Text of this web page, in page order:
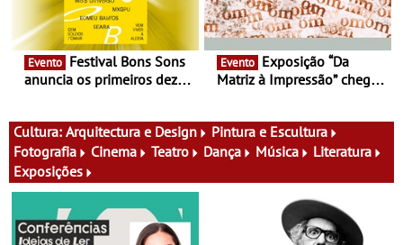
Evento
anuncia os primeiros dez
Evento
Matriz à Impressão” chega
nova exposição do Museu
do Oriente prova-o
Cultura: Arquitectura e Design
Pintura e Escultura
Fotografia
Cinema Teatro Dança Música
Literatura
Exposições